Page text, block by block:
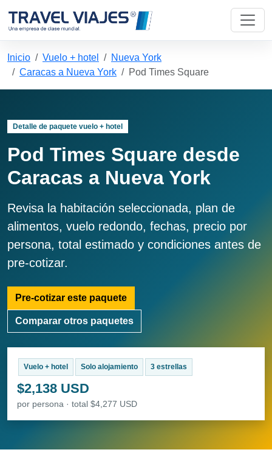
Inicio Vuelo + hotel
Nueva York
Caracas a Nueva York
Pod Times Square
Detalle de paquete vuelo + hotel
Pod Times Square desde
Caracas a Nueva York
Revisa la habitación seleccionada, plan de
alimentos, vuelo redondo, fechas, precio por
persona, total estimado y condiciones antes de
pre-cotizar.
Pre-cotizar este paquete
Comparar otros paquetes
Vuelo + hotel Solo alojamiento 3 estrellas
$2,138 USD
por persona · total $4,277 USD